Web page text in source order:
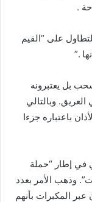
.
على “القيم
.”
بل يعتبرونه
العريق. وبالتالي
باعتباره جزءا
في إطار “حملة
وذهب الأمر بعدد
عبر المكبرات بأنهم